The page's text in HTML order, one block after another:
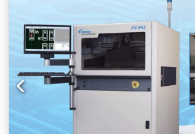
Slipemaskin COSTA TT
med 1 strålekilde Påføringsmaskin
strålekilder – 1 strålekilde med